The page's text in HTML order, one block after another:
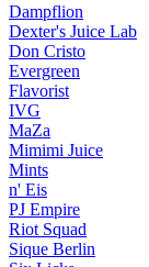
Dampflion
Dexter's Juice Lab
Don Cristo
Evergreen
Flavorist
IVG
MaZa
Mimimi Juice
Mints
n' Eis
PJ Empire
Riot Squad
Sique Berlin